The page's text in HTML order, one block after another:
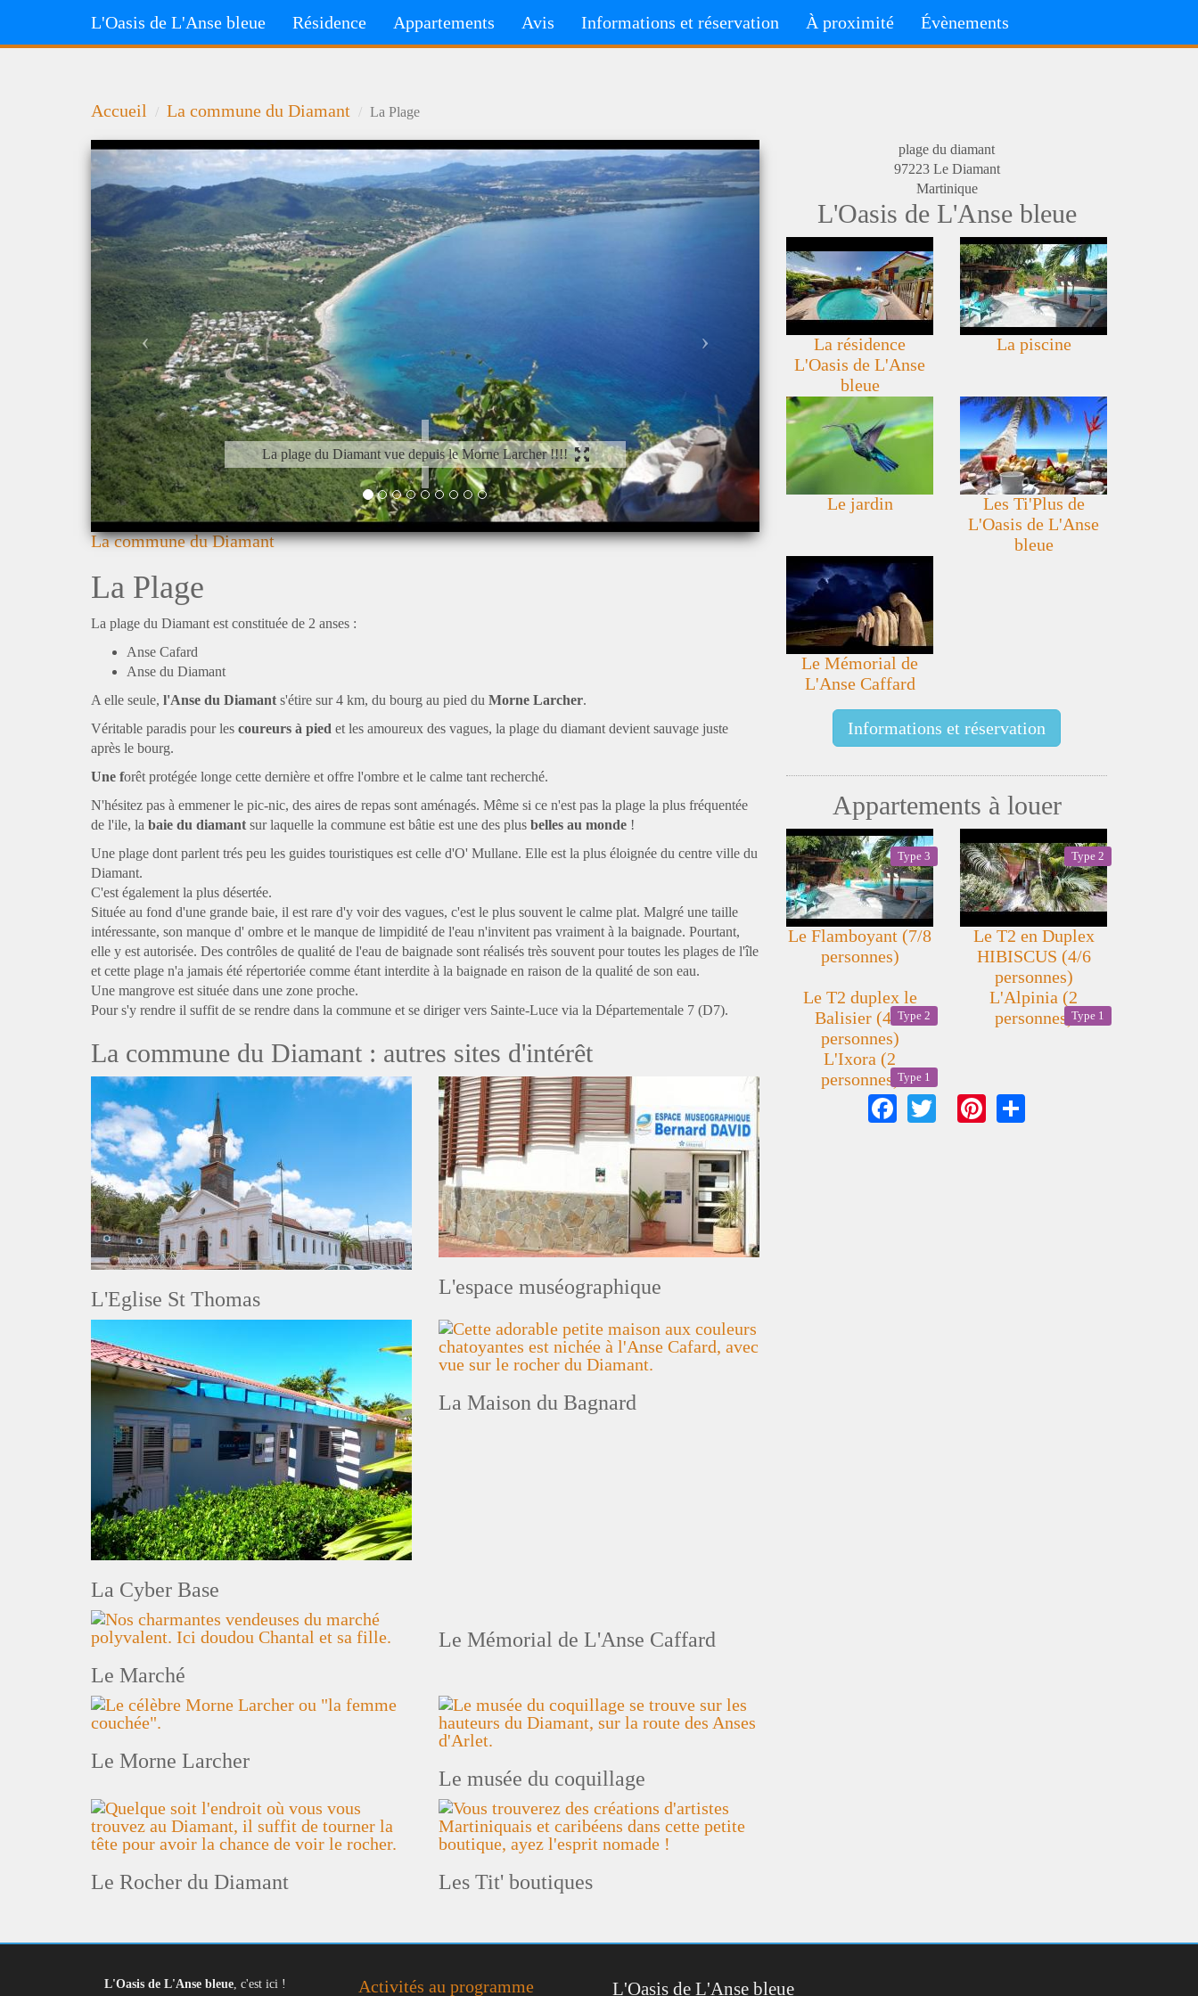
L'Oasis de L'Anse bleue Résidence Appartements Avis Informations et réservation À proximité Évènements
Accueil La commune du Diamant La Plage
La plage du Diamant vue depuis le Morne Larcher !!!! La plage du Diamant vue aérienne !!!
Previous Next
La commune du Diamant
La Plage
La plage du Diamant est constituée de 2 anses :
Anse Cafard
Anse du Diamant
A elle seule, l'Anse du Diamants'étire sur 4 km, du bourg au pied du Morne Larcher.
Véritable paradis pour les coureurs à pied et les amoureux des vagues, la plage du diamant devient sauvage juste
après le bourg.
Une forêt protégée longe cette dernière et offre l'ombre et le calme tant recherché.
N'hésitez pas à emmener le pic-nic, des aires de repas sont aménagés. Même si ce n'est pas la plage la plus fréquentée
de l'ile, la baie du diamantsur laquelle la commune est bâtie est une des plus belles au monde !
Une plage dont parlent trés peu les guides touristiques est celle d'O' Mullane. Elle est la plus éloignée du centre ville du
Diamant.
C'est également la plus désertée.
Située au fond d'une grande baie, il est rare d'y voir des vagues, c'est le plus souvent le calme plat. Malgré une taille
intéressante, son manque d' ombre et le manque de limpidité de l'eau n'invitent pas vraiment à la baignade. Pourtant,
elle y est autorisée. Des contrôles de qualité de l'eau de baignade sont réalisés très souvent pour toutes les plages de l'île
et cette plage n'a jamais été répertoriée comme étant interdite à la baignade en raison de la qualité de son eau.
Une mangrove est située dans une zone proche.
Pour s'y rendre il suffit de se rendre dans la commune et se diriger vers Sainte-Luce via la Départementale 7 (D7).
La commune du Diamant : autres sites d'intérêt
L'Eglise St Thomas
L'espace muséographique
La Cyber Base
La Maison du Bagnard
Le Marché
Le Mémorial de L'Anse Caffard
Le Morne Larcher
Le musée du coquillage
Le Rocher du Diamant Les Tit' boutiques
plage du diamant
97223 Le Diamant
Martinique
L'Oasis de L'Anse bleue
La résidence
L'Oasis de L'Anse
bleue
La piscine
Le jardin
Les Ti'Plus de
L'Oasis de L'Anse
bleue
Le Mémorial de
L'Anse Caffard
Informations et réservation
Appartements à louer
Type 3
Le Flamboyant (7/8
personnes)
Type 2
Le T2 en Duplex
HIBISCUS (4/6
personnes)
Type 2
Le T2 duplex le
Balisier (4/6
personnes)
Type 1
L'Alpinia (2
personnes)
Type 1
L'Ixora (2
personnes)
Facebook
TwitterPinterest
L'Oasis de L'Anse bleue, c'est ici ! Activités au programme L'Oasis de L'Anse bleue